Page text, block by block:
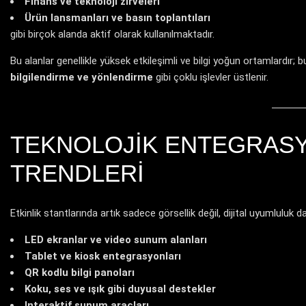
Ürün lansmanları ve basın toplantıları
gibi birçok alanda aktif olarak kullanılmaktadır.
Bu alanlar genellikle yüksek etkileşimli ve bilgi yoğun ortamlardır;
bilgilendirme ve yönlendirme gibi çoklu işlevler üstlenir.
TEKNOLOJIK
TRENDLERI
Etkinlik stantlarında artık sadece görsellik değil, dijital uyumluluk
LED ekranlar ve video sunum alanları
Tablet ve kiosk entegrasyonları
QR kodlu bilgi panoları
Koku, ses ve ışık gibi duyusal destekler